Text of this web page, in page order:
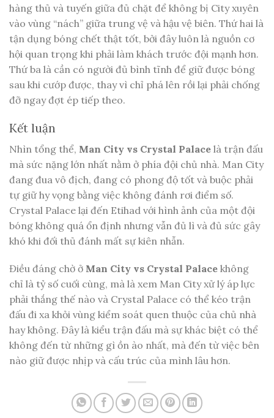
hàng thủ và tuyến giữa đủ chặt để không bị City xuyên
vào vùng “nách” giữa trung vệ và hậu vệ biên. Thứ hai là
tận dụng bóng chết thật tốt, bởi đây luôn là nguồn cơ
hội quan trọng khi phải làm khách trước đội mạnh hơn.
Thứ ba là cần có người đủ bình tĩnh để giữ được bóng
sau khi cướp được, thay vì chỉ phá lên rồi lại phải chống
đỡ ngay đợt ép tiếp theo.
Kết luận
Nhìn tổng thể, Man City vs Crystal Palace là trận đấu
mà sức nặng lớn nhất nằm ở phía đội chủ nhà. Man City
đang đua vô địch, đang có phong độ tốt và buộc phải
tự giữ hy vọng bằng việc không đánh rơi điểm số.
Crystal Palace lại đến Etihad với hình ảnh của một đội
bóng không quá ổn định nhưng vẫn đủ lì và đủ sức gây
khó khi đối thủ đánh mất sự kiên nhẫn.
Điều đáng chờ ở Man City vs Crystal Palace không
chỉ là tỷ số cuối cùng, mà là xem Man City xử lý áp lực
phải thắng thế nào và Crystal Palace có thể kéo trận
đấu đi xa khỏi vùng kiểm soát quen thuộc của chủ nhà
hay không. Đây là kiểu trận đấu mà sự khác biệt có thể
không đến từ những gì ồn ào nhất, mà đến từ việc bên
nào giữ được nhịp và cấu trúc của mình lâu hơn.